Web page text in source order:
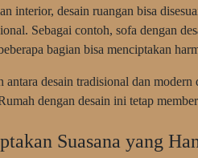
interior, desain ruangan bisa
Sebagai contoh, sofa dengan
bagian bisa menciptakan
antara desain tradisional dan
dengan desain ini tetap
Suasana yang